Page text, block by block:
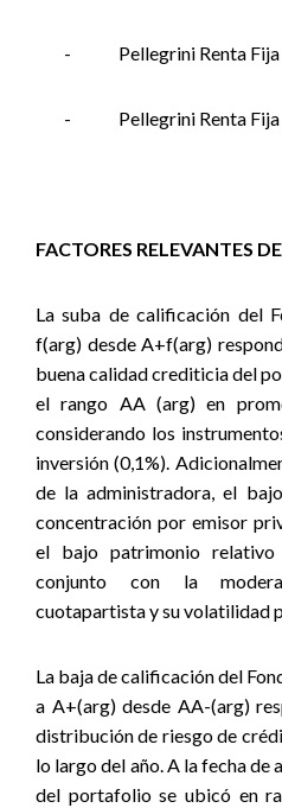
- Pellegrini Renta
- Pellegrini Renta
FACTORES RELEVANTES
La suba de calificación del
f(arg) desde A+f(arg)
buena calidad crediticia del
el rango AA (arg) en
considerando los
inversión (0,1%).
de la administradora, el
concentración por emisor
el bajo patrimonio
conjunto con la
cuotapartista y su volatilidad
La baja de calificación del
a A+(arg) desde AA-(arg)
distribución de riesgo de
lo largo del año. A la fecha
del portafolio se ubicó en